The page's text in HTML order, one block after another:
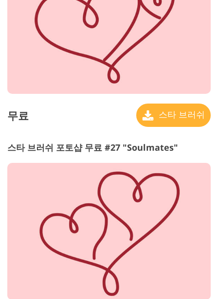
무료 스타 브러쉬
스타 브러쉬 포토샵 무료 #27 "Soulmates"